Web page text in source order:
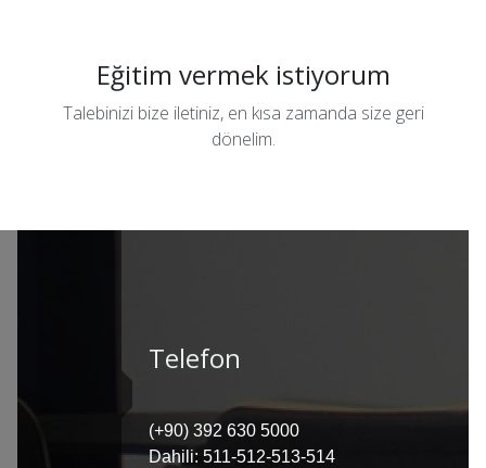
Eğitim vermek istiyorum
Talebinizi bize iletiniz, en kısa zamanda size geri
dönelim.
Telefon
(+90) 392 630 5000
Dahili: 511-512-513-514